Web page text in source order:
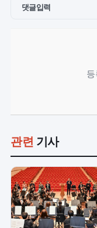
댓글입력
관련 기사